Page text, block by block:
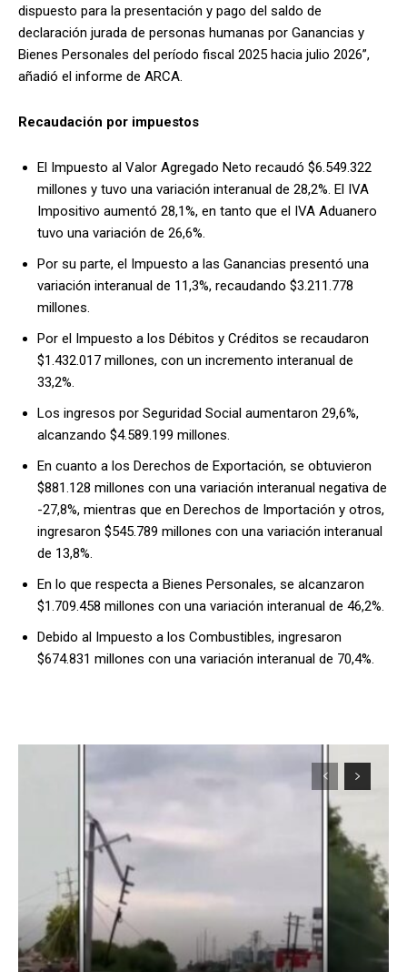
dispuesto para la presentación y pago del saldo de
declaración jurada de personas humanas por Ganancias y
Bienes Personales del período fiscal 2025 hacia julio 2026”,
añadió el informe de ARCA.
Recaudación por impuestos
El Impuesto al Valor Agregado Neto recaudó $6.549.322
millones y tuvo una variación interanual de 28,2%. El IVA
Impositivo aumentó 28,1%, en tanto que el IVA Aduanero
tuvo una variación de 26,6%.
Por su parte, el Impuesto a las Ganancias presentó una
variación interanual de 11,3%, recaudando $3.211.778
millones.
Por el Impuesto a los Débitos y Créditos se recaudaron
$1.432.017 millones, con un incremento interanual de
33,2%.
Los ingresos por Seguridad Social aumentaron 29,6%,
alcanzando $4.589.199 millones.
En cuanto a los Derechos de Exportación, se obtuvieron
$881.128 millones con una variación interanual negativa de
-27,8%, mientras que en Derechos de Importación y otros,
ingresaron $545.789 millones con una variación interanual
de 13,8%.
En lo que respecta a Bienes Personales, se alcanzaron
$1.709.458 millones con una variación interanual de 46,2%.
Debido al Impuesto a los Combustibles, ingresaron
$674.831 millones con una variación interanual de 70,4%.